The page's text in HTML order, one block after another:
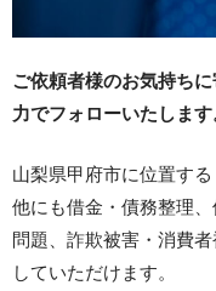
ご依頼者様のお気持ち
力でフォローいたします
山梨県甲府市に位置す
他にも借金・債務整理
問題、詐欺被害・消費
していただけます。